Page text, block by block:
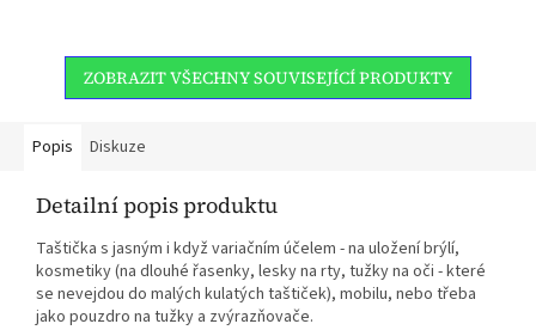
ZOBRAZIT VŠECHNY SOUVISEJÍCÍ PRODUKTY
Popis Diskuze
Detailní popis produktu
Taštička s jasným i když variačním účelem - na uložení brýlí,
kosmetiky (na dlouhé řasenky, lesky na rty, tužky na oči - které
se nevejdou do malých kulatých taštiček), mobilu, nebo třeba
jako pouzdro na tužky a zvýrazňovače.